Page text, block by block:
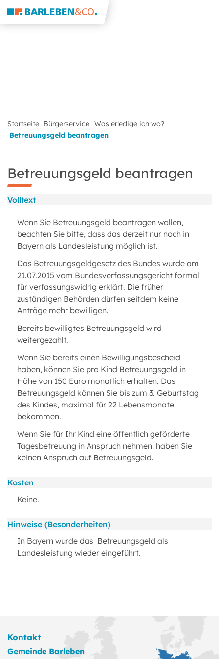
Startseite Bürgerservice Was erledige ich wo?
Betreuungsgeld beantragen
Betreuungsgeld beantragen
Volltext
Wenn Sie Betreuungsgeld beantragen wollen,
beachten Sie bitte, dass das derzeit nur noch in
Bayern als Landesleistung möglich ist.
Das Betreuungsgeldgesetz des Bundes wurde am
21.07.2015 vom Bundesverfassungsgericht formal
für verfassungswidrig erklärt. Die früher
zuständigen Behörden dürfen seitdem keine
Anträge mehr bewilligen.
Bereits bewilligtes Betreuungsgeld wird
weitergezahlt.
Wenn Sie bereits einen Bewilligungsbescheid
haben, können Sie pro Kind Betreuungsgeld in
Höhe von 150 Euro monatlich erhalten. Das
Betreuungsgeld können Sie bis zum 3. Geburtstag
des Kindes, maximal für 22 Lebensmonate
bekommen.
Wenn Sie für Ihr Kind eine öffentlich geförderte
Tagesbetreuung in Anspruch nehmen, haben Sie
keinen Anspruch auf Betreuungsgeld.
Kosten
Keine.
Hinweise (Besonderheiten)
In Bayern wurde das Betreuungsgeld als
Landesleistung wieder eingeführt.
Kontakt
Gemeinde Barleben